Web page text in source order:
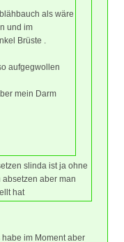
als wäre
und im
Brüste .
aufgegwollen
mein Darm
slinda ist ja ohne
aber man
hat
im Moment aber